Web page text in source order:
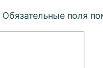
Обязательные поля